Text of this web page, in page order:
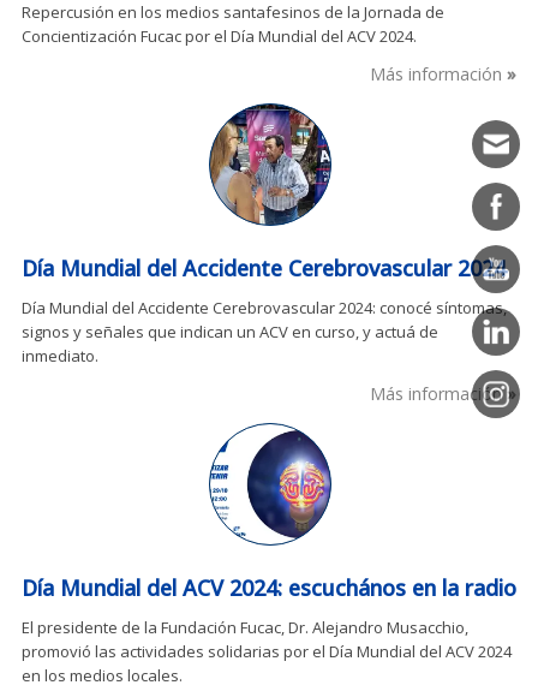
Repercusión en los medios santafesinos de la Jornada de
Concientización Fucac por el Día Mundial del ACV 2024.
Más información
Día Mundial del Accidente Cerebrovascular 2024
Día Mundial del Accidente Cerebrovascular 2024: conocé síntomas,
signos y señales que indican un ACV en curso, y actuá de
inmediato.
Más información
Día Mundial del ACV 2024: escuchános en la radio
El presidente de la Fundación Fucac, Dr. Alejandro Musacchio,
promovió las actividades solidarias por el Día Mundial del ACV 2024
en los medios locales.